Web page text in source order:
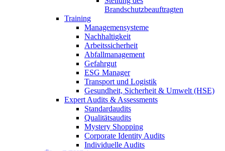
Brandschutzbeauftragten
Training
Managemensysteme
Nachhaltigkeit
Arbeitssicherheit
Abfallmanagement
Gefahrgut
ESG Manager
Transport und Logistik
Gesundheit, Sicherheit & Umwelt (HSE)
Expert Audits & Assessments
Standardaudits
Qualitätsaudits
Mystery Shopping
Corporate Identity Audits
Individuelle Audits